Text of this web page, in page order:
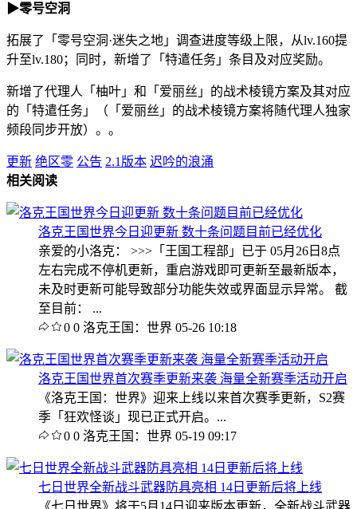
▶零号空洞
拓展了「零号空洞·迷失之地」调查进度等级上限，从lv.160提
升至lv.180；同时，新增了「特遣任务」条目及对应奖励。
新增了代理人「柚叶」和「爱丽丝」的战术棱镜方案及其对应
的「特遣任务」（「爱丽丝」的战术棱镜方案将随代理人独家
频段同步开放）。。
更新 绝区零 公告 2.1版本 迟吟的浪涌
相关阅读
洛克王国世界今日迎更新 数十条问题目前已经优化
亲爱的小洛克： >>>「王国工程部」已于 05月26日8点
左右完成不停机更新，重启游戏即可更新至最新版本，
未及时更新可能导致部分功能失效或界面显示异常。 截
至目前： ...
0 0 洛克王国：世界 05-26 10:18
洛克王国世界首次赛季更新来袭 海量全新赛季活动开启
《洛克王国：世界》迎来上线以来首次赛季更新，S2赛
季「狂欢怪谈」现已正式开启。...
0 0 洛克王国：世界 05-19 09:17
七日世界全新战斗武器防具亮相 14日更新后将上线
《七日世界》将于5月14日迎来版本更新，全新战斗武器